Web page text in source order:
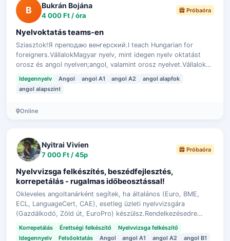
B Bukrán Bojána
4 000 Ft / óra
Próbaóra
Nyelvoktatás teams-en
Sziasztok!Я преподаю венгерский.I teach Hungarian for
foreigners.VállalokMagyar nyelv, mint idegen nyelv oktatást
orosz és angol nyelven;angol, valamint orosz nyelvet.Vállalok
Idegennyelv Angol angol A1 angol A2
angol alapfok
angol alapszint
Online
Nyitrai Vivien
7 000 Ft / 45p
Próbaóra
Nyelvvizsga felkészítés, beszédfejlesztés,
korrepetálás - rugalmas időbeosztással!
Okleveles angoltanárként segítek, ha általános (Euro, BME,
ECL, LanguageCert, CAE), esetleg üzleti nyelvvizsgára
(Gazdálkodó, Zöld út, EuroPro) készülsz.Rendelkezésedre
tudok állni állásinterjúra val…
Korrepetálás Érettségi felkészítő
Nyelvvizsga felkészítő
Idegennyelv
Felsőoktatás Angol angol A1 angol A2
angol B1